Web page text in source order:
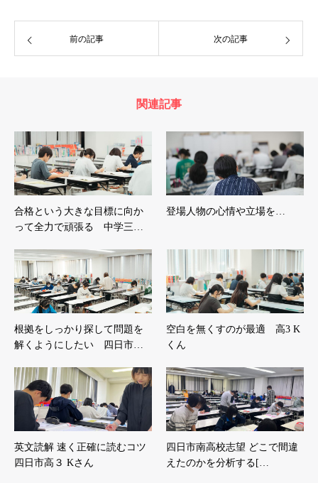
前の記事 次の記事
関連記事
合格という大きな目標に向か
って全力で頑張る 中学三…
登場人物の心情や立場を…
根拠をしっかり探して問題を
解くようにしたい 四日市…
空白を無くすのが最適 高3 K
くん
英文読解 速く正確に読むコツ
四日市高３ Kさん
四日市南高校志望 どこで間違
えたのかを分析する[…